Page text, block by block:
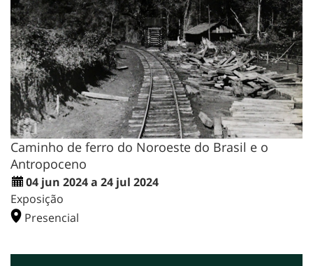
Caminho de ferro do Noroeste do Brasil e o
Antropoceno
04 jun 2024 a 24 jul 2024
Exposição
Presencial